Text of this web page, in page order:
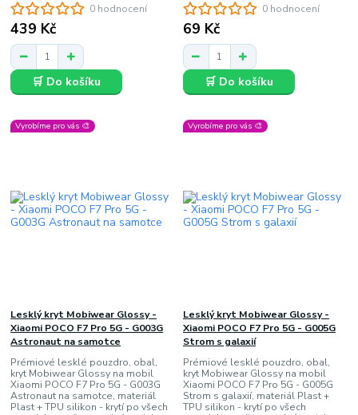
0 hodnocení
439 Kč
🛒 Do košíku
0 hodnocení
69 Kč
🛒 Do košíku
Vyrobíme pro vás 🎨
Lesklý kryt Mobiwear Glossy -
Xiaomi POCO F7 Pro 5G - G003G
Astronaut na samotce
Prémiové lesklé pouzdro, obal,
kryt Mobiwear Glossy na mobil
Xiaomi POCO F7 Pro 5G - G003G
Astronaut na samotce, materiál
Plast + TPU silikon - krytí po všech
Vyrobíme pro vás 🎨
Lesklý kryt Mobiwear Glossy -
Xiaomi POCO F7 Pro 5G - G005G
Strom s galaxií
Prémiové lesklé pouzdro, obal,
kryt Mobiwear Glossy na mobil
Xiaomi POCO F7 Pro 5G - G005G
Strom s galaxií, materiál Plast +
TPU silikon - krytí po všech